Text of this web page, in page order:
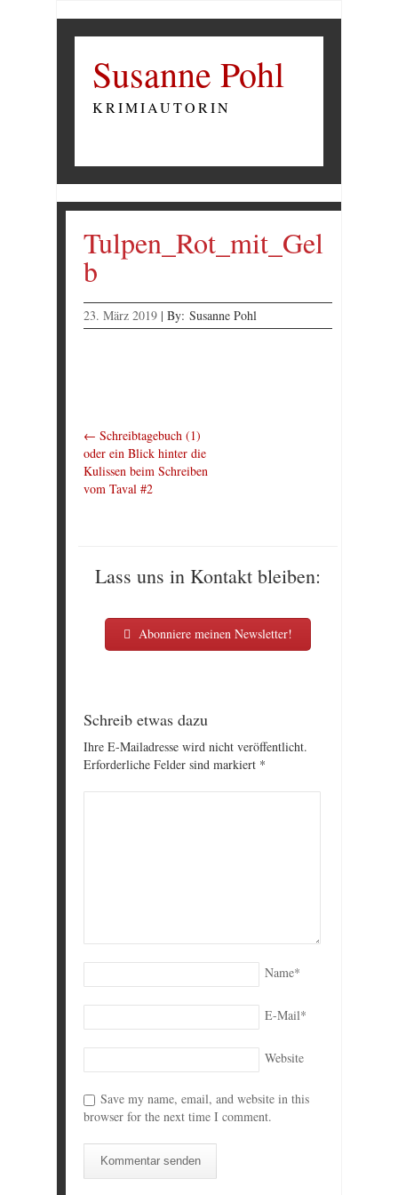
Susanne Pohl
KRIMIAUTORIN
Tulpen_Rot_mit_Gel
b
23. März 2019 | By: Susanne Pohl
← Schreibtagebuch (1)
oder ein Blick hinter die
Kulissen beim Schreiben
vom Taval #2
Lass uns in Kontakt bleiben:
Abonniere meinen Newsletter!
Schreib etwas dazu
Ihre E-Mailadresse wird nicht veröffentlicht.
Erforderliche Felder sind markiert *
Name*
E-Mail*
Website
Save my name, email, and website in this
browser for the next time I comment.